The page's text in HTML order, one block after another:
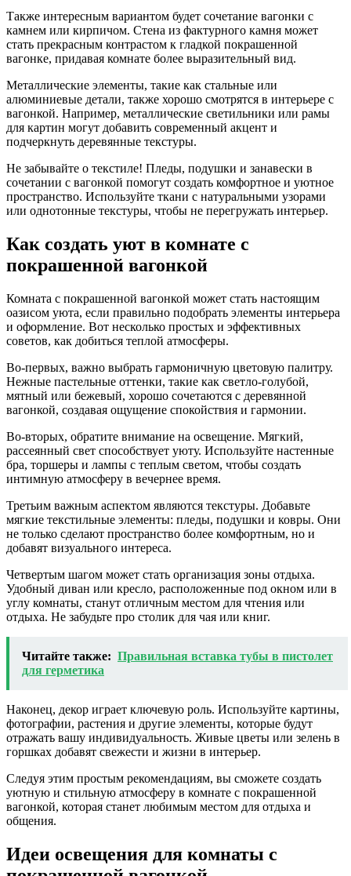
Также интересным вариантом будет сочетание вагонки с
камнем или кирпичом. Стена из фактурного камня может
стать прекрасным контрастом к гладкой покрашенной
вагонке, придавая комнате более выразительный вид.
Металлические элементы, такие как стальные или
алюминиевые детали, также хорошо смотрятся в интерьере с
вагонкой. Например, металлические светильники или рамы
для картин могут добавить современный акцент и
подчеркнуть деревянные текстуры.
Не забывайте о текстиле! Пледы, подушки и занавески в
сочетании с вагонкой помогут создать комфортное и уютное
пространство. Используйте ткани с натуральными узорами
или однотонные текстуры, чтобы не перегружать интерьер.
Как создать уют в комнате с
покрашенной вагонкой
Комната с покрашенной вагонкой может стать настоящим
оазисом уюта, если правильно подобрать элементы интерьера
и оформление. Вот несколько простых и эффективных
советов, как добиться теплой атмосферы.
Во-первых, важно выбрать гармоничную цветовую палитру.
Нежные пастельные оттенки, такие как светло-голубой,
мятный или бежевый, хорошо сочетаются с деревянной
вагонкой, создавая ощущение спокойствия и гармонии.
Во-вторых, обратите внимание на освещение. Мягкий,
рассеянный свет способствует уюту. Используйте настенные
бра, торшеры и лампы с теплым светом, чтобы создать
интимную атмосферу в вечернее время.
Третьим важным аспектом являются текстуры. Добавьте
мягкие текстильные элементы: пледы, подушки и ковры. Они
не только сделают пространство более комфортным, но и
добавят визуального интереса.
Четвертым шагом может стать организация зоны отдыха.
Удобный диван или кресло, расположенные под окном или в
углу комнаты, станут отличным местом для чтения или
отдыха. Не забудьте про столик для чая или книг.
Читайте также: Правильная вставка тубы в пистолет
для герметика
Наконец, декор играет ключевую роль. Используйте картины,
фотографии, растения и другие элементы, которые будут
отражать вашу индивидуальность. Живые цветы или зелень в
горшках добавят свежести и жизни в интерьер.
Следуя этим простым рекомендациям, вы сможете создать
уютную и стильную атмосферу в комнате с покрашенной
вагонкой, которая станет любимым местом для отдыха и
общения.
Идеи освещения для комнаты с